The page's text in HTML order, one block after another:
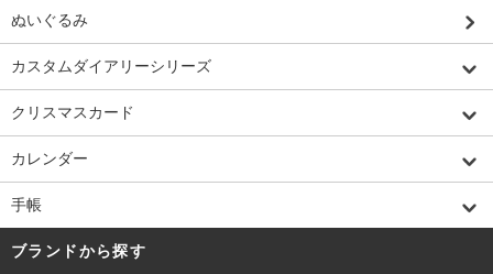
ぬいぐるみ
カスタムダイアリーシリーズ
クリスマスカード
カレンダー
手帳
ブランドから探す